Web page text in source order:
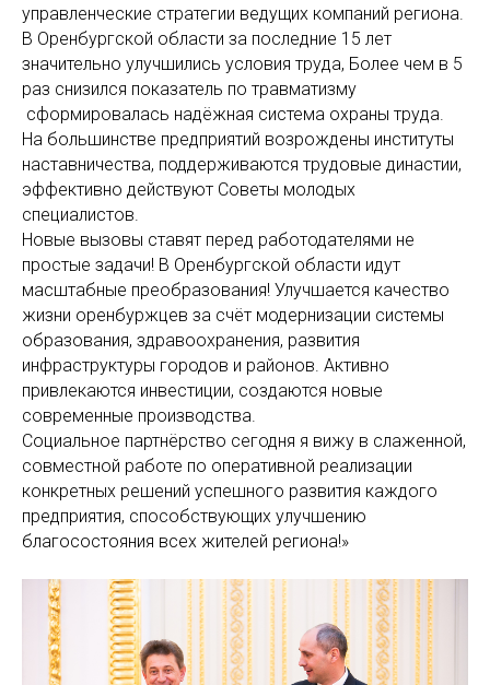
управленческие стратегии ведущих компаний региона.
В Оренбургской области за последние 15 лет
значительно улучшились условия труда, Более чем в 5
раз снизился показатель по травматизму
сформировалась надёжная система охраны труда.
На большинстве предприятий возрождены институты
наставничества, поддерживаются трудовые династии,
эффективно действуют Советы молодых
специалистов.
Новые вызовы ставят перед работодателями не
простые задачи! В Оренбургской области идут
масштабные преобразования! Улучшается качество
жизни оренбуржцев за счёт модернизации системы
образования, здравоохранения, развития
инфраструктуры городов и районов. Активно
привлекаются инвестиции, создаются новые
современные производства.
Социальное партнёрство сегодня я вижу в слаженной,
совместной работе по оперативной реализации
конкретных решений успешного развития каждого
предприятия, способствующих улучшению
благосостояния всех жителей региона!»